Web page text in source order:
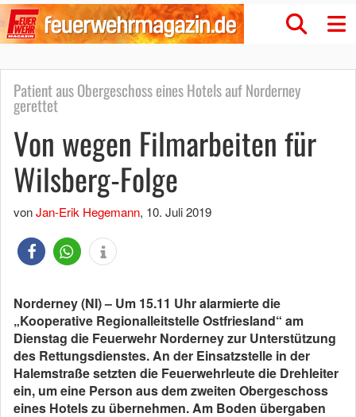
Patient aus Obergeschoss eines Hotels auf Norderney
gerettet
Von wegen Filmarbeiten für
Wilsberg-Folge
vonJan-Erik Hegemann, 10. Juli 2019
Norderney (NI) – Um 15.11 Uhr alarmierte die
„Kooperative Regionalleitstelle Ostfriesland“ am
Dienstag die Feuerwehr Norderney zur Unterstützung
des Rettungsdienstes. An der Einsatzstelle in der
Halemstraßesetzten die Feuerwehrleute die Drehleiter
ein, um eine Person aus dem zweiten Obergeschoss
eines Hotels zu übernehmen. Am Boden übergaben